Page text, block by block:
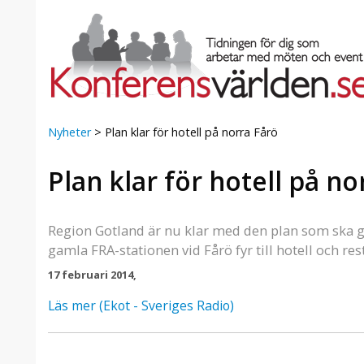
Nyheter> Plan klar för hotell på norra Fårö
Plan klar för hotell på
Region Gotland är nu klar med den plan som
gamla FRA-stationen vid Fårö fyr till hotell och
17 februari 2014,
Läs mer (Ekot - Sveriges Radio)
av att
Erbjudande från Sheraton
Välkommen att fira in julen
2026 hos oss. Mellan den 23
november och 19 december
stämningsfull mötesplats där
hantverk, tradi ...